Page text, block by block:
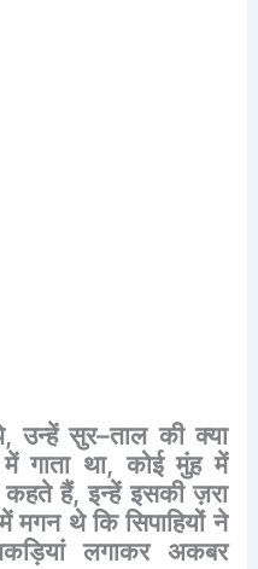
,उन्हें सुर–ताल की क्या
में गाता था,कोई मुंह में
कहते हैं,इन्हें इसकी ज़रा
मगन थे कि सिपाहियों ने
लगाकर अकबर